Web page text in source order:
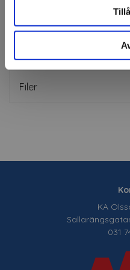
Fråga om produkt
Filer
KA
031